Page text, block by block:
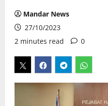
Mandar News
27/10/2023
2 minutes read
0